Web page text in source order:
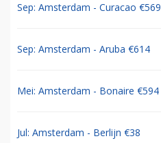
Sep: Amsterdam - Curacao €569
Sep: Amsterdam - Aruba €614
Mei: Amsterdam - Bonaire €594
Jul: Amsterdam - Berlijn €38